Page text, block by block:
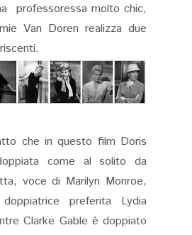
professoressa molto chic,
Van Doren realizza due
che in questo film Doris
come al solito da
voce di Marilyn Monroe,
preferita Lydia
Clarke Gable è doppiato